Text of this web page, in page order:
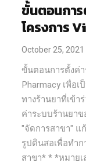
ขั้นตอนการ
โครงการ
October 25, 2021
ขั้นตอนการตั้งค่า
Pharmacy เพื่อ
ทางร้านยาที่เข้า
ค่าระบบร้านยา
"จัดการสาขา" แ
รูปดินสอเพื่อทำ
สาขา* * *หมาย